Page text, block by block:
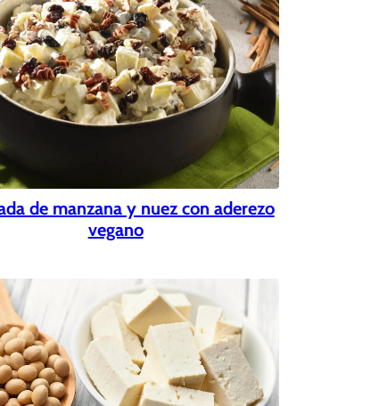
de manzana y nuez con aderezo
vegano